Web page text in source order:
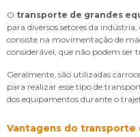
O transporte de grandes
para diversos setores da
consiste na movimentação de
considerável, que não podem ser
Geralmente, são utilizadas
para realizar esse tipo de
dos equipamentos durante o
Vantagens do transporte